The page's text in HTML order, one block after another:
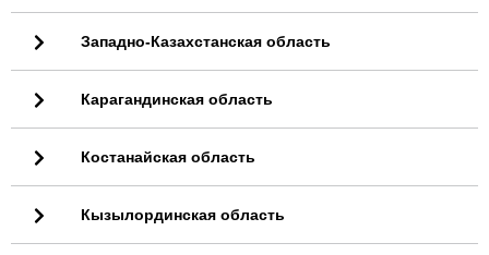
Западно-Казахстанская область
Карагандинская область
Костанайская область
Кызылординская область